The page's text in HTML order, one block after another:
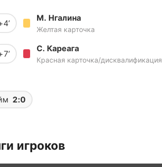
М. Нгалина
Желтая карточка
С. Кареага
Красная карточка/дисквалификация
2:0
игроков